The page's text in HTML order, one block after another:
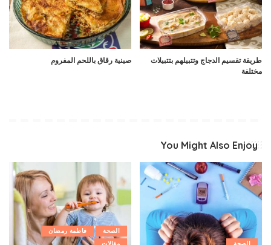
طريقة تقسيم الدجاج وتتبيلهم بتتبيلات
مختلفة
صينية رقاق باللحم المفروم
You Might Also Enjoy
الصحة
الصحة
فاطمة رمضان
مقالات